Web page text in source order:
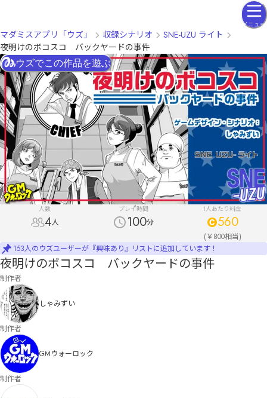
メニュー
マダミスアプリ「ウズ」 収録シナリオ
SNE-UZU ライト
夜明けのボコスコ バックヤードの事件
人数
4人
プレイ時間
100分
1人あたり料金
560
(￥800相当)
153人のウズユーザーが『興味あり』リストに追加しています！
ウズでこの作品を遊ぶ
夜明けのボコスコ バックヤードの事件
制作者
しゃみずい
制作者
GMウォーロック
制作者